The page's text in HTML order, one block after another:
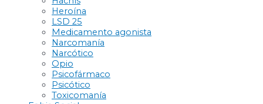
Heroína
LSD 25
Medicamento agonista
Narcomanía
Narcótico
Opio
Psicofármaco
Psicótico
Toxicomanía